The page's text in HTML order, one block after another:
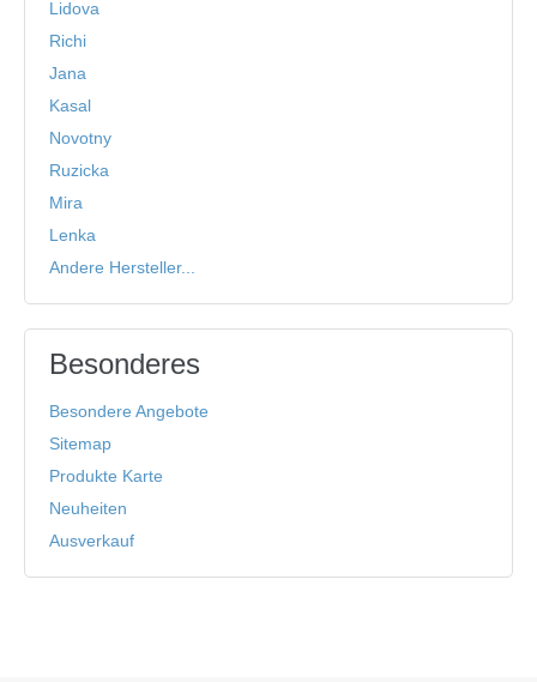
Lidova
Richi
Jana
Kasal
Novotny
Ruzicka
Mira
Lenka
Andere Hersteller...
Besonderes
Besondere Angebote
Sitemap
Produkte Karte
Neuheiten
Ausverkauf